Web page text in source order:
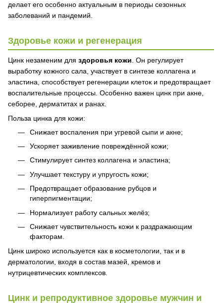
делает его особенно актуальным в периоды сезонных
заболеваний и пандемий.
Здоровье кожи и регенерация
Цинк незаменим для здоровья кожи . Он регулирует
выработку кожного сала, участвует в синтезе коллагена и
эластина, способствует регенерации клеток и предотвращает
воспалительные процессы. Особенно важен цинк при акне,
себорее, дерматитах и ранах.
Польза цинка для кожи:
Снижает воспаления при угревой сыпи и акне;
Ускоряет заживление повреждённой кожи;
Стимулирует синтез коллагена и эластина;
Улучшает текстуру и упругость кожи;
Предотвращает образование рубцов и
гиперпигментации;
Нормализует работу сальных желёз;
Снижает чувствительность кожи к раздражающим
факторам.
Цинк широко используется как в косметологии, так и в
дерматологии, входя в состав мазей, кремов и
нутрицевтических комплексов.
Цинк и репродуктивное здоровье мужчин и